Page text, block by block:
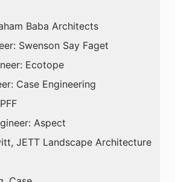
Baba Architects
Swenson Say Faget
Ecotope
Case Engineering
Aspect
JETT Landscape Architecture